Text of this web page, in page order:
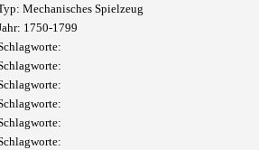
Mechanisches Spielzeug
1750-1799